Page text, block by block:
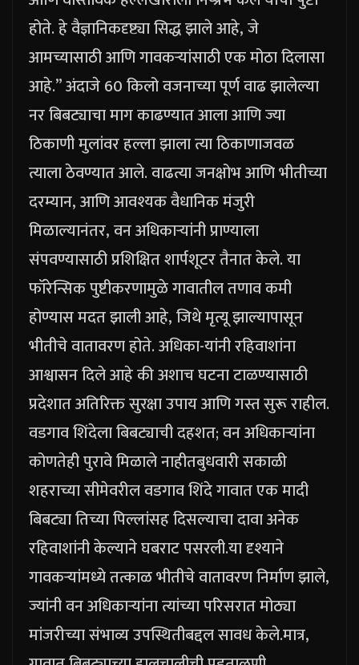
होते. हे वैज्ञानिकदृष्ट्या सिद्ध झाले आहे, जे
आमच्यासाठी आणि गावकऱ्यांसाठी एक मोठा दिलासा
आहे.”अंदाजे 60 किलो वजनाच्या पूर्ण वाढ झालेल्या
नर बिबट्याचा माग काढण्यात आला आणि ज्या
ठिकाणी मुलांवर हल्ला झाला त्या ठिकाणाजवळ
त्याला ठेवण्यात आले. वाढत्या जनक्षोभ आणि भीतीच्या
दरम्यान, आणि आवश्यक वैधानिक मंजुरी
मिळाल्यानंतर, वन अधिकाऱ्यांनी प्राण्याला
संपवण्यासाठी प्रशिक्षित शार्पशूटर तैनात केले.या
फॉरेन्सिक पुष्टीकरणामुळे गावातील तणाव कमी
होण्यास मदत झाली आहे, जिथे मृत्यू झाल्यापासून
भीतीचे वातावरण होते. अधिका-यांनी रहिवाशांना
आश्वासन दिले आहे की अशाच घटना टाळण्यासाठी
प्रदेशात अतिरिक्त सुरक्षा उपाय आणि गस्त सुरू राहील.
वडगाव शिंदेला बिबट्याची दहशत; वन अधिकाऱ्यांना
कोणतेही पुरावे मिळाले नाहीतबुधवारी सकाळी
शहराच्या सीमेवरील वडगाव शिंदे गावात एक मादी
बिबट्या तिच्या पिल्लांसह दिसल्याचा दावा अनेक
रहिवाशांनी केल्याने घबराट पसरली.या दृश्याने
गावकऱ्यांमध्ये तत्काळ भीतीचे वातावरण निर्माण झाले,
ज्यांनी वन अधिकाऱ्यांना त्यांच्या परिसरात मोठ्या
मांजरीच्या संभाव्य उपस्थितीबद्दल सावध केले.मात्र,